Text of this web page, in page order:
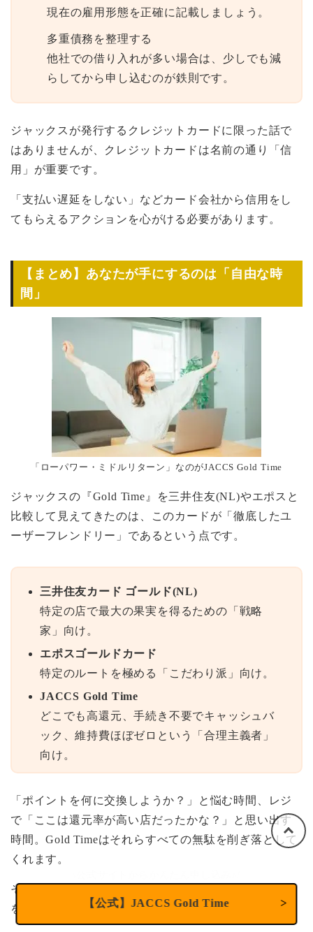
現在の雇用形態を正確に記載しましょう。
多重債務を整理する
他社での借り入れが多い場合は、少しでも減
らしてから申し込むのが鉄則です。
ジャックスが発行するクレジットカードに限った話で
はありませんが、クレジットカードは名前の通り「信
用」が重要です。
「支払い遅延をしない」などカード会社から信用をし
てもらえるアクションを心がける必要があります。
【まとめ】あなたが手にするのは「自由な時
間」
「ローパワー・ミドルリターン」なのがJACCS Gold Time
ジャックスの『Gold Time』を三井住友(NL)やエポスと
比較して見えてきたのは、このカードが「徹底したユ
ーザーフレンドリー」であるという点です。
三井住友カード ゴールド(NL)
特定の店で最大の果実を得るための「戦略
家」向け。
エポスゴールドカード
特定のルートを極める「こだわり派」向け。
JACCS Gold Time
どこでも高還元、手続き不要でキャッシュバ
ック、維持費ほぼゼロという「合理主義者」
向け。
「ポイントを何に交換しようか？」と悩む時間、レジ
で「ここは還元率が高い店だったかな？」と思い出す
時間。Gold Timeはそれらすべての無駄を削ぎ落として
くれます。
その名の通り、あなたに「黄金の時間（Gold Time）」
を。
【公式】JACCS Gold Time